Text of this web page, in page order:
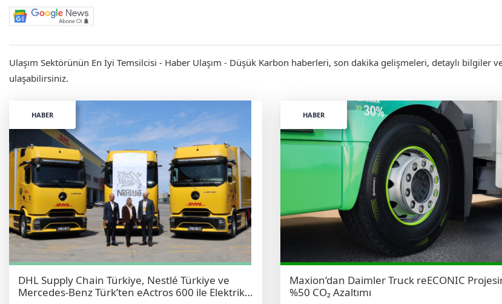
Ulaşım Sektörünün En İyi Temsilcisi - Haber Ulaşım - Düşük Karbon haberleri, son dakika gelişmeleri, detaylı bilgiler
ulaşabilirsiniz.
HABER
DHL Supply Chain Türkiye, Nestlé Türkiye ve
Mercedes-Benz Türk’ten eActros 600 ile Elektrikli
HABER
Maxion’dan Daimler Truck reECONIC
%50 CO₂ Azaltımı